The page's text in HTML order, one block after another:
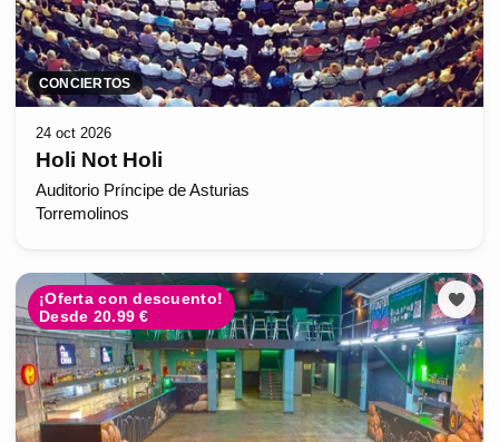
CONCIERTOS
24 oct 2026
Holi Not Holi
Auditorio Príncipe de Asturias
Torremolinos
¡Oferta con descuento!
Desde 20.99 €